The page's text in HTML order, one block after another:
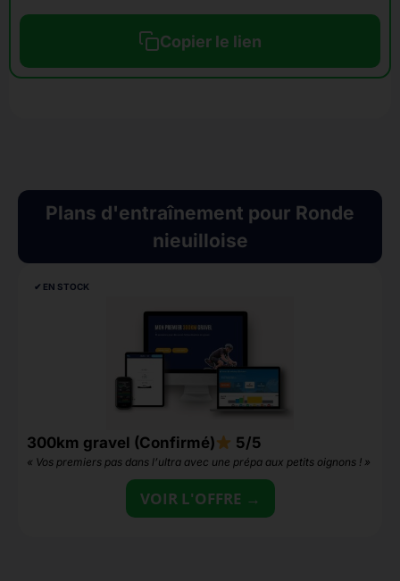
Copier le lien
Plans d'entraînement pour Ronde
nieuilloise
✔︎ EN STOCK
300km gravel (Confirmé) 5/5
« Vos premiers pas dans l’ultra avec une prépa aux petits oignons ! »
VOIR L'OFFRE →